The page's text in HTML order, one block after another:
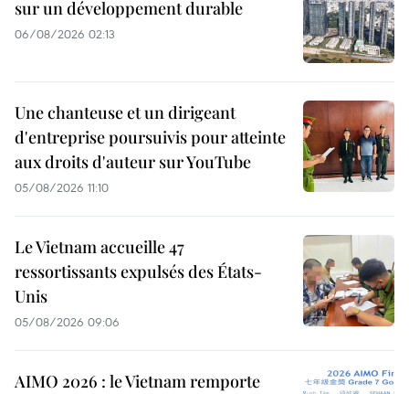
sur un développement durable
06/08/2026 02:13
Une chanteuse et un dirigeant
d'entreprise poursuivis pour atteinte
aux droits d'auteur sur YouTube
05/08/2026 11:10
Le Vietnam accueille 47
ressortissants expulsés des États-
Unis
05/08/2026 09:06
AIMO 2026 : le Vietnam remporte